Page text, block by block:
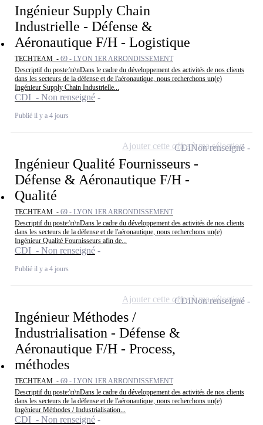
Ingénieur Supply Chain
Industrielle - Défense &
Aéronautique F/H - Logistique
TECHTEAM - 69 - LYON 1ER ARRONDISSEMENT
Descriptif du poste:\n\nDans le cadre du développement des activités de nos clients
dans les secteurs de la défense et de l'aéronautique, nous recherchons un(e)
Ingénieur Supply Chain Industrielle...
CDI - Non renseigné
Publié il y a 4 jours
Ingénieur Qualité Fournisseurs -
Défense & Aéronautique F/H -
Qualité
TECHTEAM - 69 - LYON 1ER ARRONDISSEMENT
Descriptif du poste:\n\nDans le cadre du développement des activités de nos clients
dans les secteurs de la défense et de l'aéronautique, nous recherchons un(e)
Ingénieur Qualité Fournisseurs afin de...
CDI - Non renseigné
Publié il y a 4 jours
CDINon renseigné
Ajouter cette offre à ma sélection
Ingénieur Méthodes /
Industrialisation - Défense &
Aéronautique F/H - Process,
méthodes
TECHTEAM - 69 - LYON 1ER ARRONDISSEMENT
Descriptif du poste:\n\nDans le cadre du développement des activités de nos clients
dans les secteurs de la défense et de l'aéronautique, nous recherchons un(e)
Ingénieur Méthodes / Industrialisation...
CDI - Non renseigné
CDINon renseigné
Ajouter cette offre à ma sélection